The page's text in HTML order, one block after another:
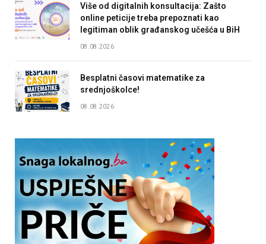
Više od digitalnih konsultacija: Zašto
online peticije treba prepoznati kao
legitiman oblik građanskog učešća u BiH
08.08.2026
Besplatni časovi matematike za
srednjoškolce!
08.08.2026